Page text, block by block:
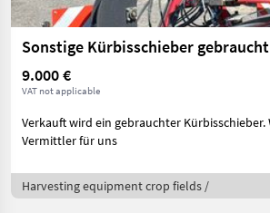
Sonstige Kürbisschieber gebraucht
9.000 €
VAT not applicable
Verkauft wird ein gebrauchter Kürbisschieber. Wir sind nur
Vermittler für uns
Harvesting equipment crop fields /